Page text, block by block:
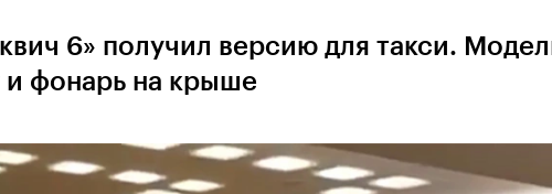
6» получил версию для такси.
и фонарь на крыше